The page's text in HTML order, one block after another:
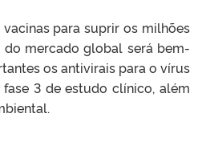
para suprir os milhões
mercado global será bem-
os antivirais para o vírus
3 de estudo clínico, além